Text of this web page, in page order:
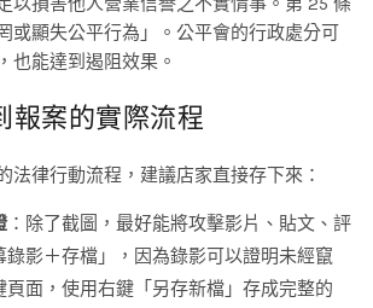
或顯失公平行為」。公平會的行政處分可
也能達到遏阻效果。
報案的實際流程
法律行動流程，建議店家直接存下來：
：除了截圖，最好能將攻擊影片、貼文、評
錄影＋存檔」，因為錄影可以證明未經竄
頁面，使用右鍵「另存新檔」存成完整的